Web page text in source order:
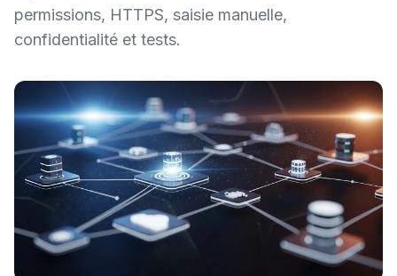
permissions, HTTPS, saisie manuelle,
confidentialité et tests.